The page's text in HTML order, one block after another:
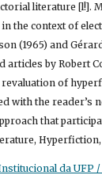
literature [l!].
the context of
(1965) and
by Robert
of
with the reader’s
da UFP